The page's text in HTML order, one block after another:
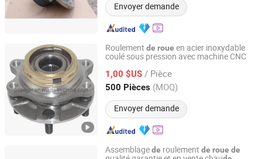
Envoyer demande
Roulement de roue en acier inoxydable
coulé sous pression avec machine CNC
1,00 $US / Pièce
500 Pièces (MOQ)
Envoyer demande
Qingdao Seger Industrial Co., Ltd.
Shandong, China Depuis 2014
Assemblagede roulement de roue de